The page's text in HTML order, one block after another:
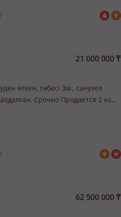
21 000 000₸
өткен, төбесі 3м., санузел
Срочно Продается 2 ком
мдф, сделанный п…
62 500 000₸